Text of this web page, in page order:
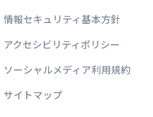
情報セキュリティ基本方針
アクセシビリティポリシー
ソーシャルメディア利用規約
サイトマップ